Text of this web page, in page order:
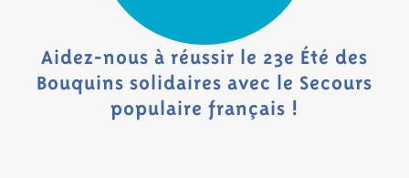
Aidez-nous à réussir le 23e Été des
Bouquins solidaires avec le Secours
populaire français !